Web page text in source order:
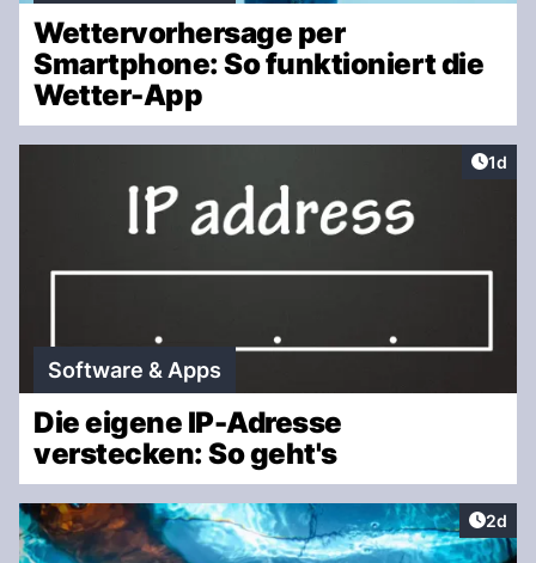
Wettervorhersage per
Smartphone: So funktioniert die
Wetter-App
1d
Software & Apps
Die eigene IP-Adresse
verstecken: So geht's
2d